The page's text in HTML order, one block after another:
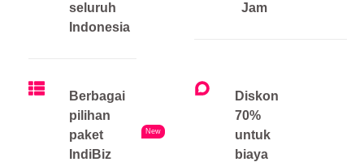
seluruh
Indonesia
Jam
Berbagai
pilihan
paket
IndiBiz
New
Diskon
70%
untuk
biaya